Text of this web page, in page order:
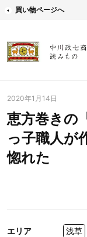
買い物ページへ
2020年1月14日
恵方巻きの
っ子職人が
惚れた
エリア 浅草